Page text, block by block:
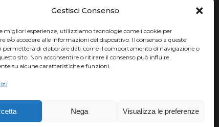
Gestisci Consenso
migliori esperienze, utilizziamo tecnologie come i cookie per
e/o accedere alle informazioni del dispositivo. Il consenso a queste
permetterà di elaborare dati come il comportamento di navigazione o
sito. Non acconsentire o ritirare il consenso può influire
su alcune caratteristiche e funzioni.
Nega Visualizza le preferenze
FABIO ARU FIAB FINALE LIGURE
HERVÉ BARMASSE INSUBRIA BIKE FESTIVAL
LUCA BRAIDOT MARATHON BIKE DELLA BRIANZA
MATHIEU VAN DER POEL
TRIATHLON OLIMPICO